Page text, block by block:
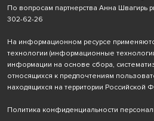
По вопросам партнерства Анна Швагирь
302-62-26
На информационном ресурсе
технологии (информационные
информации на основе сбора,
относящихся к предпочтениям
находящихся на территории Российской
Политика конфиденциальности